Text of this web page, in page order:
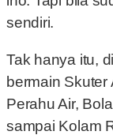
sendiri.
Tak hanya itu,
bermain
Perahu Air,
sampai Kolam